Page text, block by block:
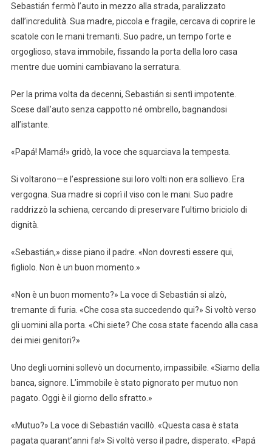
Sebastián fermò l’auto in mezzo alla strada, paralizzato
dall’incredulità. Sua madre, piccola e fragile, cercava di coprire le
scatole con le mani tremanti. Suo padre, un tempo forte e
orgoglioso, stava immobile, fissando la porta della loro casa
mentre due uomini cambiavano la serratura.
Per la prima volta da decenni, Sebastián si sentì impotente.
Scese dall’auto senza cappotto né ombrello, bagnandosi
all’istante.
«Papá! Mamá!» gridò, la voce che squarciava la tempesta.
Si voltarono—e l’espressione sui loro volti non era sollievo. Era
vergogna. Sua madre si coprì il viso con le mani. Suo padre
raddrizzò la schiena, cercando di preservare l’ultimo briciolo di
dignità.
«Sebastián,» disse piano il padre. «Non dovresti essere qui,
figliolo. Non è un buon momento.»
«Non è un buon momento?» La voce di Sebastián si alzò,
tremante di furia. «Che cosa sta succedendo qui?» Si voltò verso
gli uomini alla porta. «Chi siete? Che cosa state facendo alla casa
dei miei genitori?»
Uno degli uomini sollevò un documento, impassibile. «Siamo della
banca, signore. L’immobile è stato pignorato per mutuo non
pagato. Oggi è il giorno dello sfratto.»
«Mutuo?» La voce di Sebastián vacillò. «Questa casa è stata
pagata quarant’anni fa!» Si voltò verso il padre, disperato. «Papá